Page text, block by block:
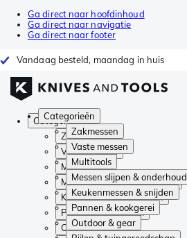
Ga direct naar hoofdinhoud
Ga direct naar navigatie
Ga direct naar footer
Vandaag besteld, maandag in huis
Categorieën
Zakmessen
Vaste messen
Multitools
Messen slijpen & onderhoud
Keukenmessen & snijden
Pannen & kookgerei
Outdoor & gear
Categorieën
Zakmessen
Vaste messen
Multitools
Messen slijpen & onderhoud
Keukenmessen & snijden
Pannen & kookgerei
Outdoor & gear